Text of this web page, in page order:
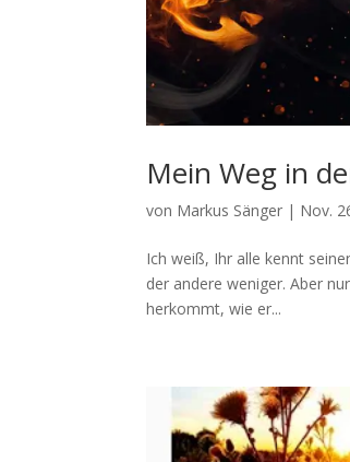
Mein Weg in
von Markus Sänger | Nov.
Ich weiß, Ihr alle kennt
der andere weniger. Aber
herkommt, wie er...